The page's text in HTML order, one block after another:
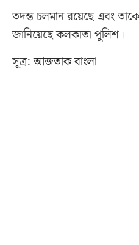
তদন্ত চলমান রয়েছে এবং
জানিয়েছে কলকাতা পুলিশ।
সূত্র:আজতাক বাংলা